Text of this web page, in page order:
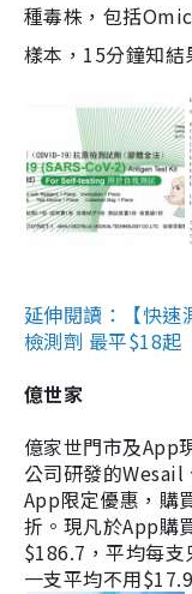
種毒株，包括
樣本，15分鐘知結
延伸閱讀：【快速
檢測劑 最平$18
億世家
億家世門市及App
公司研發的
App限定優惠，購
折。現凡於App購
$186.7，平均每
一支平均不用